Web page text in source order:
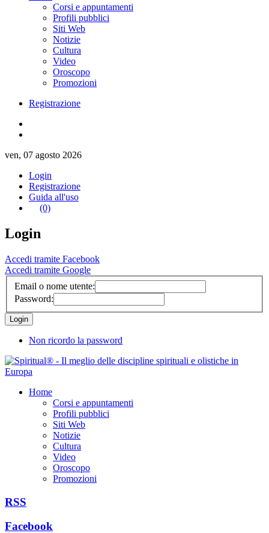
Corsi e appuntamenti
Profili pubblici
Siti Web
Notizie
Cultura
Video
Oroscopo
Promozioni
Registrazione
ven, 07 agosto 2026
Login
Registrazione
Guida all'uso
(0)
Login
Accedi tramite Facebook
Accedi tramite Google
Email o nome utente:
Password:
Non ricordo la password
Home
Corsi e appuntamenti
Profili pubblici
Siti Web
Notizie
Cultura
Video
Oroscopo
Promozioni
RSS
Facebook